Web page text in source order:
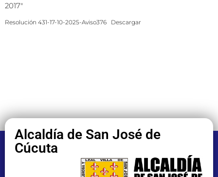
2017″
Resolución 431-17-10-2025-Aviso376 Descargar
Alcaldía de San José de
Cúcuta